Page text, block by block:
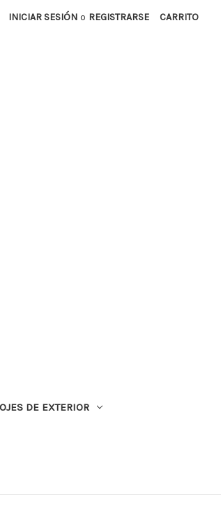
INICIAR SESIÓN o REGISTRARSE CARRITO
DE EXTERIOR